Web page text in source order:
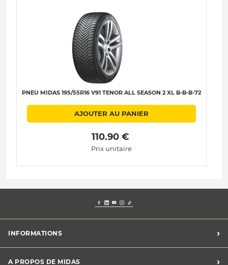
PNEU MIDAS 195/55R16 V91 TENOR ALL SEASON 2 XL B-B-B-72
AJOUTER AU PANIER
110.90 €
Prix unitaire
INFORMATIONS ›
A PROPOS DE MIDAS ›